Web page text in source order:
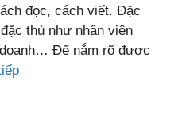
đọc, cách viết. Đặc
thù như nhân viên
Để nắm rõ được